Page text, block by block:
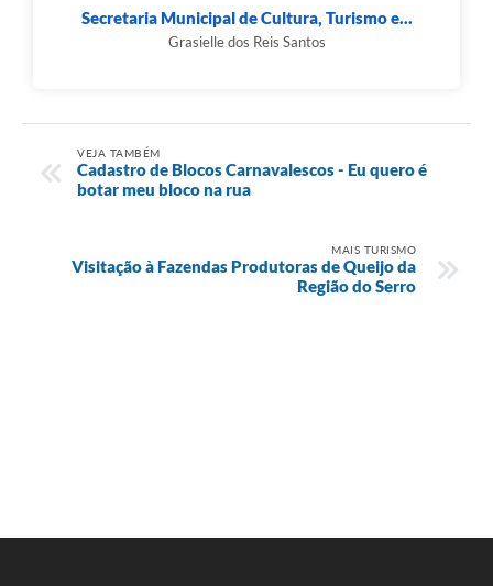
Secretaria Municipal de Cultura, Turismo e...
Grasielle dos Reis Santos
VEJA TAMBÉM
Cadastro de Blocos Carnavalescos - Eu quero é
botar meu bloco na rua
MAIS TURISMO
Visitação à Fazendas Produtoras de Queijo da
Região do Serro